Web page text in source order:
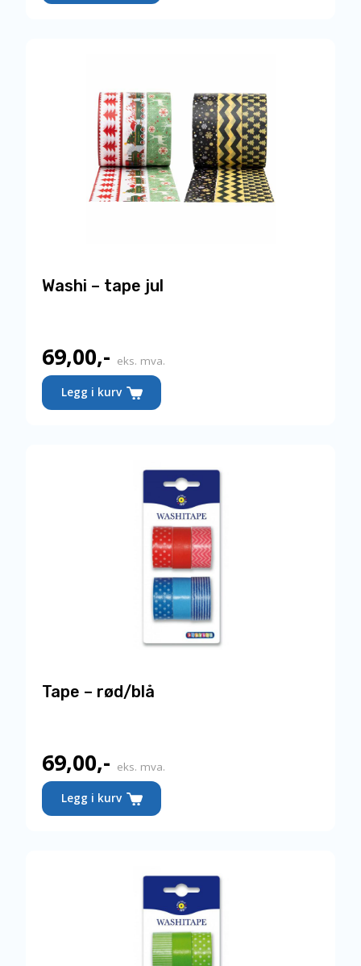
Washi – tape jul
69,00,- eks. mva.
Legg i kurv
Tape – rød/blå
69,00,- eks. mva.
Legg i kurv